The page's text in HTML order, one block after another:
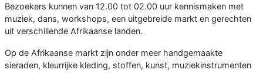
Bezoekers kunnen van 12.00 tot 02.00 uur kennismaken met
muziek, dans, workshops, een uitgebreide markt en gerechten
uit verschillende Afrikaanse landen.
Op de Afrikaanse markt zijn onder meer handgemaakte
sieraden, kleurrijke kleding, stoffen, kunst, muziekinstrumenten